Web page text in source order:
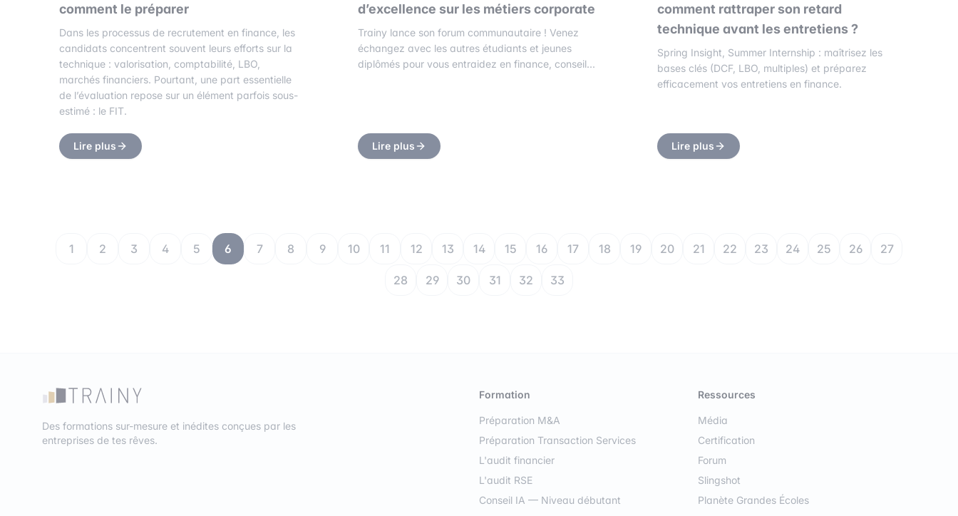
comment le préparer
Dans les processus de recrutement en finance, les
candidats concentrent souvent leurs efforts sur la
technique : valorisation, comptabilité, LBO,
marchés financiers. Pourtant, une part essentielle
de l’évaluation repose sur un élément parfois sous-
estimé : le FIT.
Lire plus
d’excellence sur les métiers corporate
Trainy lance son forum communautaire ! Venez
échangez avec les autres étudiants et jeunes
diplômés pour vous entraidez en finance, conseil...
Lire plus
comment rattraper son retard
technique avant les entretiens ?
Spring Insight, Summer Internship : maîtrisez les
bases clés (DCF, LBO, multiples) et préparez
efficacement vos entretiens en finance.
Lire plus
1 2 3 4 5 6 7 8 9 10 11 12 13 14 15 16 17 18 19 20 21 22 23 24 25 26 27
28 29 30 31 32 33
Des formations sur-mesure et inédites conçues par les
entreprises de tes rêves.
Formation
Préparation M&A
Préparation Transaction Services
L'audit financier
L'audit RSE
Conseil IA — Niveau débutant
Ressources
Média
Certification
Forum
Slingshot
Planète Grandes Écoles